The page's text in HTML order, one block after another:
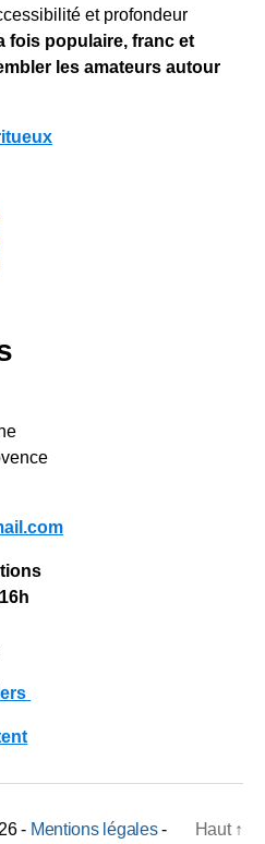
et profondeur
fois populaire, franc et
les amateurs autour
- Mentions légales- Haut ↑